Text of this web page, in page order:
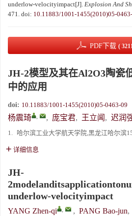
underlow-velocityimpact[J]. Explosion And
471. doi: 10.11883/1001-1455(2010)05-
PDF下载 (
JH-2模型及其在Al2O3陶瓷
中的应用
doi: 10.11883/1001-1455(2010)05-0463-09
杨震琦 , , 庞宝君, 王立闻 , 迟润
1. 哈尔滨工业大学航天学院,黑龙江哈尔滨
详细信息
JH-
underlow-velocityimpact
YANG Zhen-qi , , PANG Bao-jun,